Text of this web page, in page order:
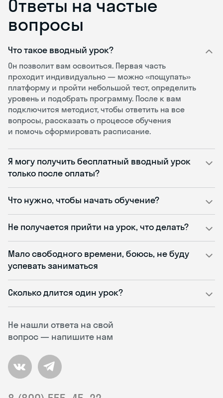
Ответы на частые
вопросы
Не нашли ответа на свой
вопрос — напишите нам
Что такое вводный урок?
Он позволит вам освоиться. Первая часть
проходит индивидуально — можно «пощупать»
платформу и пройти небольшой тест, определить
уровень и подобрать программу. После к вам
подключится методист, чтобы ответить на все
вопросы, рассказать о процессе обучения
и помочь сформировать расписание.
Я могу получить бесплатный вводный урок
только после оплаты?
Что нужно, чтобы начать обучение?
Не получается прийти на урок, что делать?
Мало свободного времени, боюсь, не буду
успевать заниматься
Сколько длится один урок?